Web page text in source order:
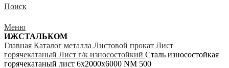
Поиск
Меню
ИЖСТАЛЬКОМ
Главная Каталог металла Листовой прокат Лист
горячекатаный Лист г/к износостойкий Сталь износостойкая
горячекатаный лист 6х2000х6000 NM 500